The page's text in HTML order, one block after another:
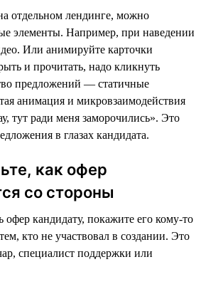
отдельном лендинге, можно
элементы. Например, при наведении
Или анимируйте карточки
и прочитать, надо кликнуть
предложений — статичные
анимация и микровзаимодействия
тут ради меня заморочились». Это
в глазах кандидата.
как офер
со стороны
офер кандидату, покажите его кому-то
кто не участвовал в создании. Это
специалист поддержки или